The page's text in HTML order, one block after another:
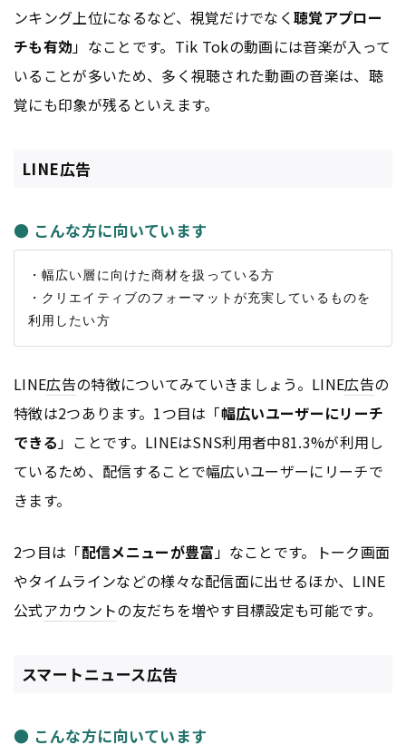
ンキング上位になるなど、視覚だけでなく聴覚アプロー
チも有効 」なことです。Tik Tokの動画には音楽が入って
いることが多いため、多く視聴された動画の音楽は、聴
覚にも印象が残るといえます。
LINE広告
● こんな方に向いています
・幅広い層に向けた商材を扱っている方
・クリエイティブのフォーマットが充実しているものを
LINE広告の特徴についてみていきましょう。LINE広告の
特徴は2つあります。1つ目は「幅広いユーザーにリーチ
できる」ことです。LINEはSNS利用者中81.3%が利用し
ているため、配信することで幅広いユーザーにリーチで
きます。
2つ目は「配信メニューが豊富」なことです。トーク画面
やタイムラインなどの様々な配信面に出せるほか、LINE
公式アカウントの友だちを増やす目標設定も可能です。
スマートニュース広告
● こんな方に向いています